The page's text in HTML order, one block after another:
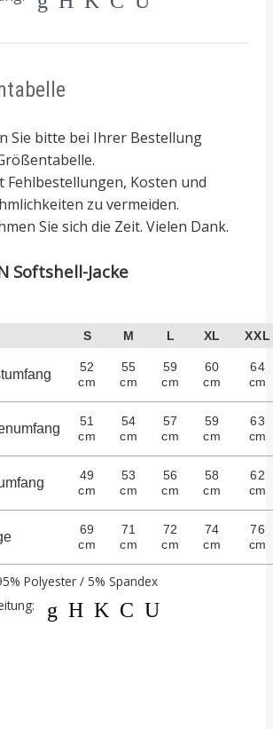
Sie bitte bei Ihrer Bestellung
Fehlbestellungen, Kosten und
zu vermeiden.
Sie sich die Zeit. Vielen Dank.
Softshell-Jacke
S M L XL XXL
52
cm
55
cm
59
cm
60
cm
64
cm
51
cm
54
cm
57
cm
59
cm
63
cm
49
cm
53
cm
56
cm
58
cm
62
cm
69
cm
71
cm
72
cm
74
cm
76
cm
Polyester / 5% Spandex
gHKCU